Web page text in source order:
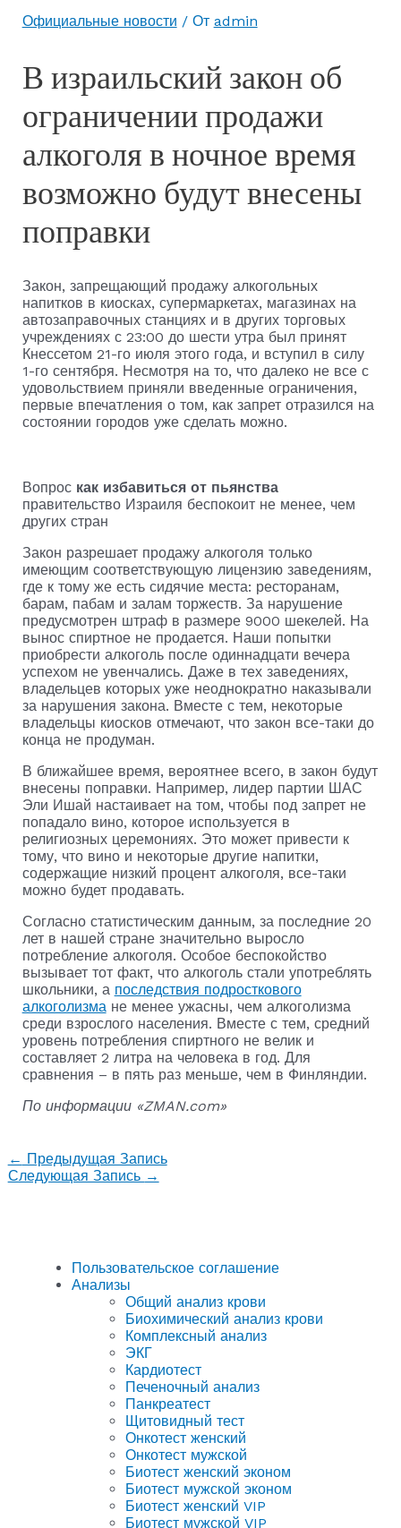
Официальные новости / От admin
В израильский закон об
ограничении продажи
алкоголя в ночное время
возможно будут внесены
поправки
Закон, запрещающий продажу алкогольных
напитков в киосках, супермаркетах, магазинах на
автозаправочных станциях и в других торговых
учреждениях с 23:00 до шести утра был принят
Кнессетом 21-го июля этого года, и вступил в силу
1-го сентября. Несмотря на то, что далеко не все с
удовольствием приняли введенные ограничения,
первые впечатления о том, как запрет отразился на
состоянии городов уже сделать можно.
Вопрос как избавиться от пьянства
правительство Израиля беспокоит не менее, чем
других стран
Закон разрешает продажу алкоголя только
имеющим соответствующую лицензию заведениям,
где к тому же есть сидячие места: ресторанам,
барам, пабам и залам торжеств. За нарушение
предусмотрен штраф в размере 9000 шекелей. На
вынос спиртное не продается. Наши попытки
приобрести алкоголь после одиннадцати вечера
успехом не увенчались. Даже в тех заведениях,
владельцев которых уже неоднократно наказывали
за нарушения закона. Вместе с тем, некоторые
владельцы киосков отмечают, что закон все-таки до
конца не продуман.
В ближайшее время, вероятнее всего, в закон будут
внесены поправки. Например, лидер партии ШАС
Эли Ишай настаивает на том, чтобы под запрет не
попадало вино, которое используется в
религиозных церемониях. Это может привести к
тому, что вино и некоторые другие напитки,
содержащие низкий процент алкоголя, все-таки
можно будет продавать.
Согласно статистическим данным, за последние 20
лет в нашей стране значительно выросло
потребление алкоголя. Особое беспокойство
вызывает тот факт, что алкоголь стали употреблять
школьники, а последствия подросткового
алкоголизма не менее ужасны, чем алкоголизма
среди взрослого населения. Вместе с тем, средний
уровень потребления спиртного не велик и
составляет 2 литра на человека в год. Для
сравнения – в пять раз меньше, чем в Финляндии.
По информации «ZMAN.com»
← Предыдущая Запись
Следующая Запись →
Пользовательское соглашение
Анализы
Общий анализ крови
Биохимический анализ крови
Комплексный анализ
ЭКГ
Кардиотест
Печеночный анализ
Панкреатест
Щитовидный тест
Онкотест женский
Онкотест мужской
Биотест женский эконом
Биотест мужской эконом
Биотест женский VIP
Биотест мужской VIP